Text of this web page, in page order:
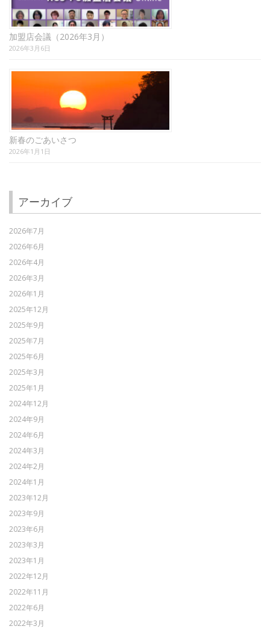
加盟店会議（2026年3月）
2026年3月6日
新春のごあいさつ
2026年1月1日
アーカイブ
2026年7月
2026年6月
2026年4月
2026年3月
2026年1月
2025年12月
2025年9月
2025年7月
2025年6月
2025年3月
2025年1月
2024年12月
2024年9月
2024年6月
2024年3月
2024年2月
2024年1月
2023年12月
2023年9月
2023年6月
2023年3月
2023年1月
2022年12月
2022年11月
2022年6月
2022年3月